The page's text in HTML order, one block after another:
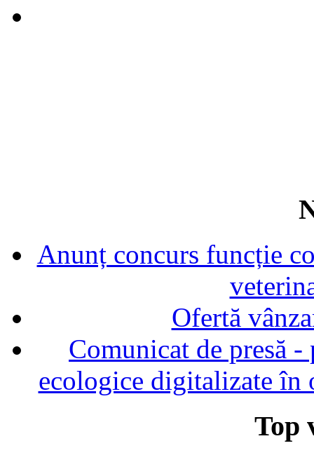
Anunț concurs funcție
Ofertă
Comunicat de presă
ecologice digitalizate în
Top